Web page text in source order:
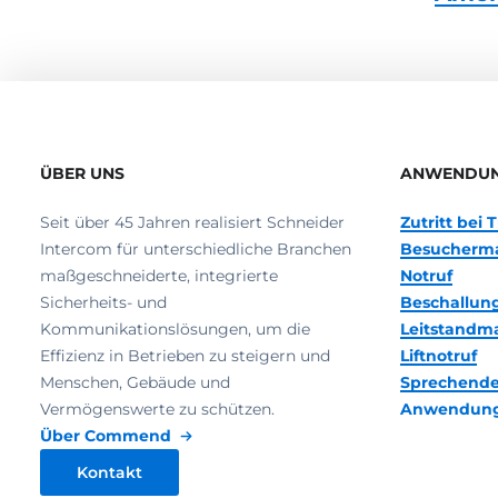
ÜBER UNS
Seit über 45 Jahren realisiert Schneider
Intercom für unterschiedliche Branchen
maßgeschneiderte, integrierte
Sicherheits- und
Kommunikationslösungen, um die
Effizienz in Betrieben zu steigern und
Menschen, Gebäude und
Vermögenswerte zu schützen.
Über Commend
Kontakt
Zutritt bei
Notruf
Liftnotruf